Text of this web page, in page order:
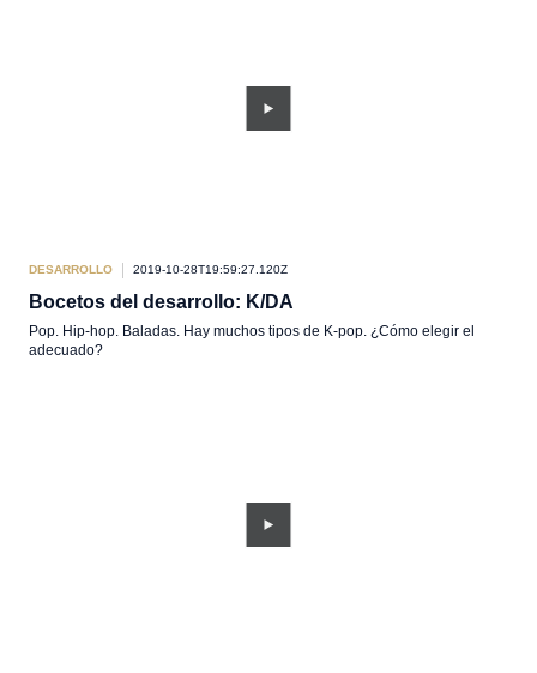
DESARROLLO 2019-10-28T19:59:27.120Z
Bocetos del desarrollo: K/DA
Pop. Hip-hop. Baladas. Hay muchos tipos de K-pop. ¿Cómo elegir el
adecuado?